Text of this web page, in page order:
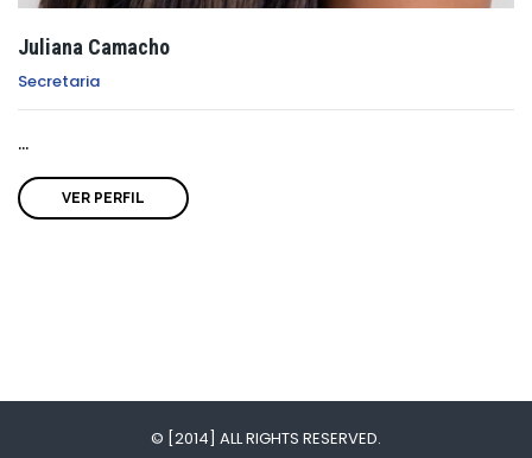
Juliana Camacho
Secretaria
...
VER PERFIL
© [2014] ALL RIGHTS RESERVED.